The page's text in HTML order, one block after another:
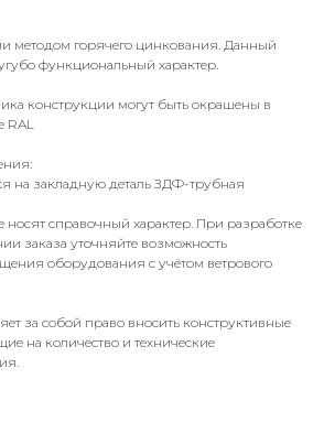
методом горячего цинкования. Данный
функциональный характер.
конструкции могут быть окрашены в
RAL
на закладную деталь ЗДФ-трубная
справочный характер. При разработке
заказа уточняйте возможность
оборудования с учётом ветрового
за собой право вносить конструктивные
на количество и технические